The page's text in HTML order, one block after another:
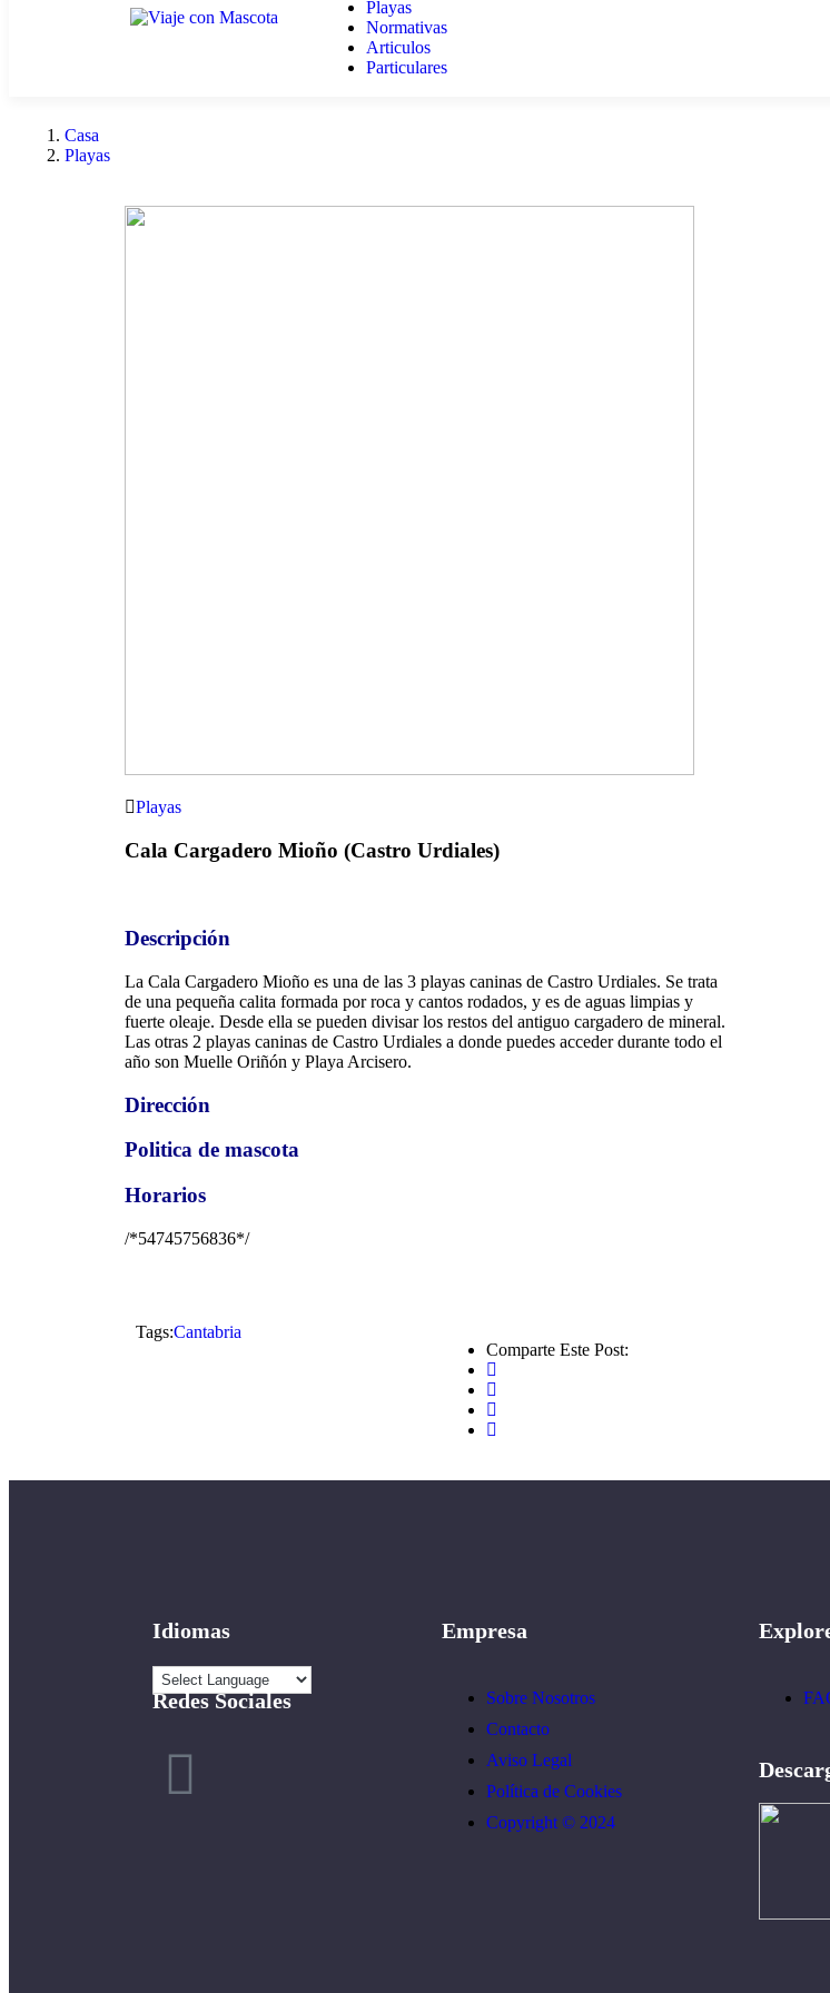
Playas
Normativas
Articulos
Particulares
Casa
Playas
Playas
Cala Cargadero Mioño (Castro Urdiales)
Descripción
La Cala Cargadero Mioño es una de las 3 playas caninas de Castro Urdiales. Se trata
de una pequeña calita formada por roca y cantos rodados, y es de aguas limpias y
fuerte oleaje. Desde ella se pueden divisar los restos del antiguo cargadero de mineral.
Las otras 2 playas caninas de Castro Urdiales a donde puedes acceder durante todo el
año son Muelle Oriñón y Playa Arcisero.
Dirección
Politica de mascota
Horarios
/*54745756836*/
Tags:Cantabria
Comparte Este Post:
Idiomas
Redes Sociales
Empresa
Sobre Nosotros
Contacto
Aviso Legal
Política de Cookies
Copyright © 2024